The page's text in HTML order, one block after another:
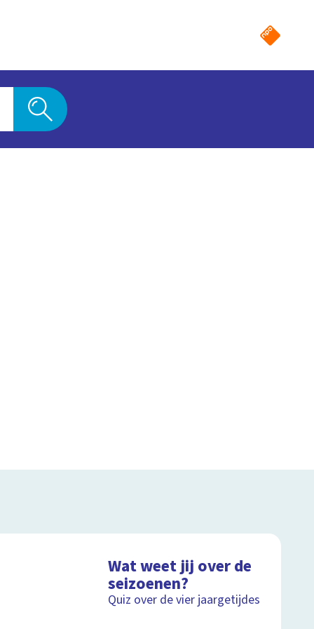
Wat weet jij over de
seizoenen?
Quiz over de vier jaargetijdes